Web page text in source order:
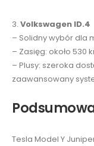
3. Volkswagen ID.4
– Solidny wybór dla
– Zasięg: około 530
– Plusy: szeroka
zaawansowany
Tesla Model Y